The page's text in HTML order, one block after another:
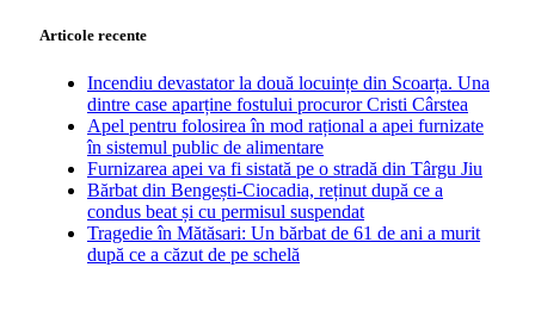
Articole recente
Incendiu devastator la două locuințe din Scoarța. Una
dintre case aparține fostului procuror Cristi Cârstea
Apel pentru folosirea în mod rațional a apei furnizate
în sistemul public de alimentare
Furnizarea apei va fi sistată pe o stradă din Târgu Jiu
Bărbat din Bengești-Ciocadia, reținut după ce a
condus beat și cu permisul suspendat
Tragedie în Mătăsari: Un bărbat de 61 de ani a murit
după ce a căzut de pe schelă